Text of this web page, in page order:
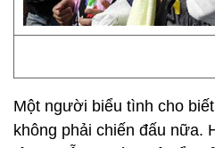
Một người biểu tình cho
không phải chiến đấu nữa.